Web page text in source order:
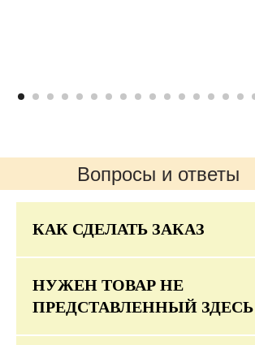
Вопросы и ответы
КАК СДЕЛАТЬ ЗАКАЗ
НУЖЕН ТОВАР НЕ
ПРЕДСТАВЛЕННЫЙ ЗДЕСЬ